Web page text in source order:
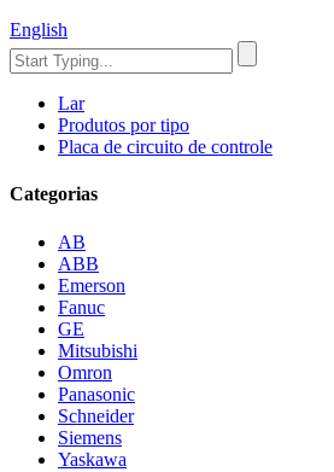
English
Lar
Produtos por tipo
Placa de circuito de controle
Categorias
AB
ABB
Emerson
Fanuc
GE
Mitsubishi
Omron
Panasonic
Schneider
Siemens
Yaskawa